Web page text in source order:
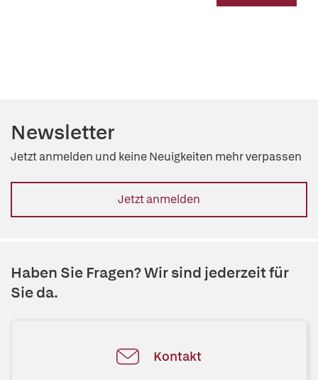
Newsletter
Jetzt anmelden und keine Neuigkeiten mehr verpassen
Jetzt anmelden
Haben Sie Fragen? Wir sind jederzeit für
Sie da.
Kontakt